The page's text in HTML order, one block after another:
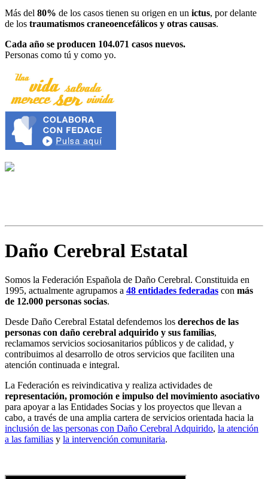
Más del 80% de los casos tienen su origen en un ictus, por delante
de los traumatismos craneoencefálicos y otras causas.
Cada año se producen 104.071 casos nuevos.
Personas como tú y como yo.
Daño Cerebral Estatal
Somos la Federación Española de Daño Cerebral. Constituida en
1995, actualmente agrupamos a 48 entidades federadas con más
de 12.000 personas socias.
Desde Daño Cerebral Estatal defendemos los derechos de las
personas con daño cerebral adquirido y sus familias,
reclamamos servicios sociosanitarios públicos y de calidad, y
contribuimos al desarrollo de otros servicios que faciliten una
atención continuada e integral.
La Federación es reivindicativa y realiza actividades de
representación, promoción e impulso del movimiento asociativo
para apoyar a las Entidades Socias y los proyectos que llevan a
cabo, a través de una amplia cartera de servicios orientada hacia la
inclusión de las personas con Daño Cerebral Adquirido, la atención
a las familias y la intervención comunitaria.